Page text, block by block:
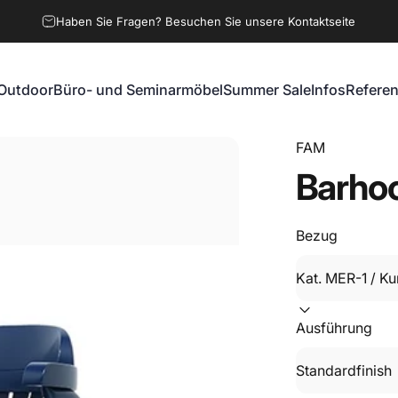
Haben Sie Fragen? Besuchen Sie unsere Kontaktseite
Büro- und SeminarmöbelSummer SaleInfos
FAM
Bezug
Ausführung